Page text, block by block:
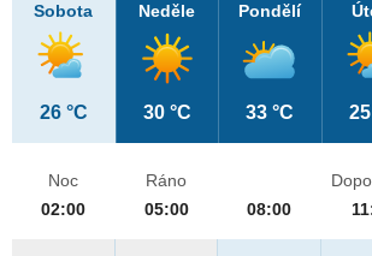
Sobota
26 °C
Neděle
30 °C
Pondělí
33 °C
Noc
02:00
Ráno
05:00
08:00